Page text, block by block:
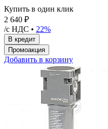
Купить в один клик
2 640 ₽
/с НДС • 22%
Добавить в корзину